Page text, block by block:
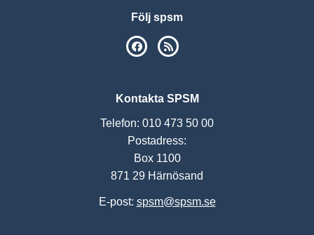
Följ spsm
SPSM på Facebook
Kontakta SPSM
Telefon: 010 473 50 00
Postadress:
Box 1100
871 29 Härnösand
E-post: spsm@spsm.se